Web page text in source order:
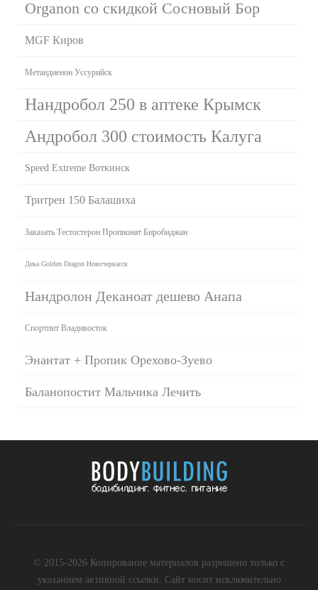
Organon со скидкой Сосновый Бор
MGF Киров
Метандиенон Уссурийск
Нандробол 250 в аптеке Крымск
Андробол 300 стоимость Калуга
Speed Extreme Воткинск
Тритрен 150 Балашиха
Заказать Тестостерон Пропионат Биробиджан
Дека Golden Dragon Новочеркасск
Нандролон Деканоат дешево Анапа
Спортпит Владивосток
Энантат + Пропик Орехово-Зуево
Баланопостит Мальчика Лечить
© 2015-2026 Копирование материалов разрешено только с
указанием активной ссылки. Сайт носит исключительно